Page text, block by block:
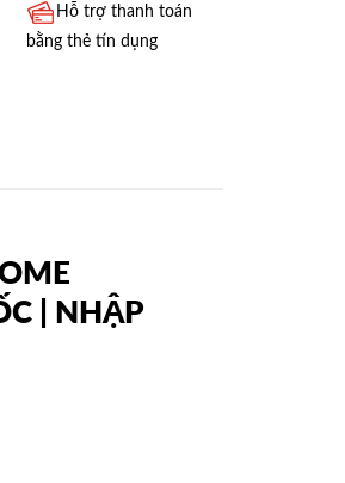
Hỗ trợ thanh toán
bằng thẻ tín dụng
| NHẬP